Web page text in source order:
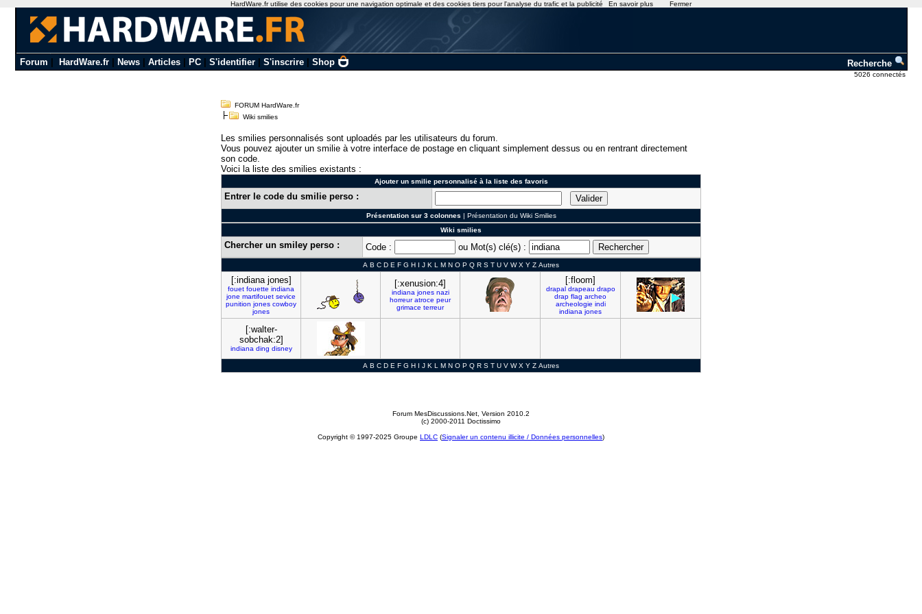
Forum HardWare.fr| News| Articles| PC| S'identifier| S'inscrire| Shop Recherche
5026 connectés
FORUM HardWare.fr
Wiki smilies
Les smilies personnalisés sont uploadés par les utilisateurs du forum.
Vous pouvez ajouter un smilie à votre interface de postage en cliquant simplement dessus ou en rentrant directement
son code.
Voici la liste des smilies existants :
Ajouter un smilie personnalisé à la liste des favoris
Entrer le code du smilie perso :
Présentation sur 3 colonnes | Présentation du Wiki Smilies
Wiki smilies
Chercher un smiley perso : Code : ou Mot(s) clé(s) :
A B C D E F G H I J K L M N O P Q R S T U V W X Y Z Autres
[:indiana jones]
fouet fouette indiana
jone martifouet sevice
punition jones cowboy
jones
[:xenusion:4]
indiana jones nazi
horreur atroce peur
grimace terreur
[:floom]
drapal drapeau drapo
drap flag archeo
archeologie indi
indiana jones
[:walter-
sobchak:2]
indiana ding disney
A B C D E F G H I J K L M N O P Q R S T U V W X Y Z Autres
Forum MesDiscussions.Net , Version 2010.2
(c) 2000-2011 Doctissimo
Copyright © 1997-2025 Groupe LDLC (Signaler un contenu illicite / Données personnelles)
HardWare.fr utilise des cookies pour une navigation optimale et des cookies tiers pour l'analyse du trafic et la publicité En savoir plus Fermer